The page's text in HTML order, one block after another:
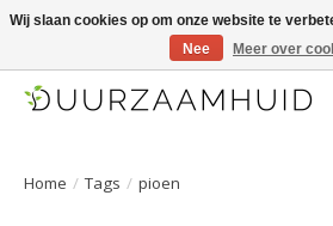
Duurzaamhuid, uw duurzame weg naar een
Home / Tags / pioen
Wij slaan cookies op om onze website te
Nee
Meer over